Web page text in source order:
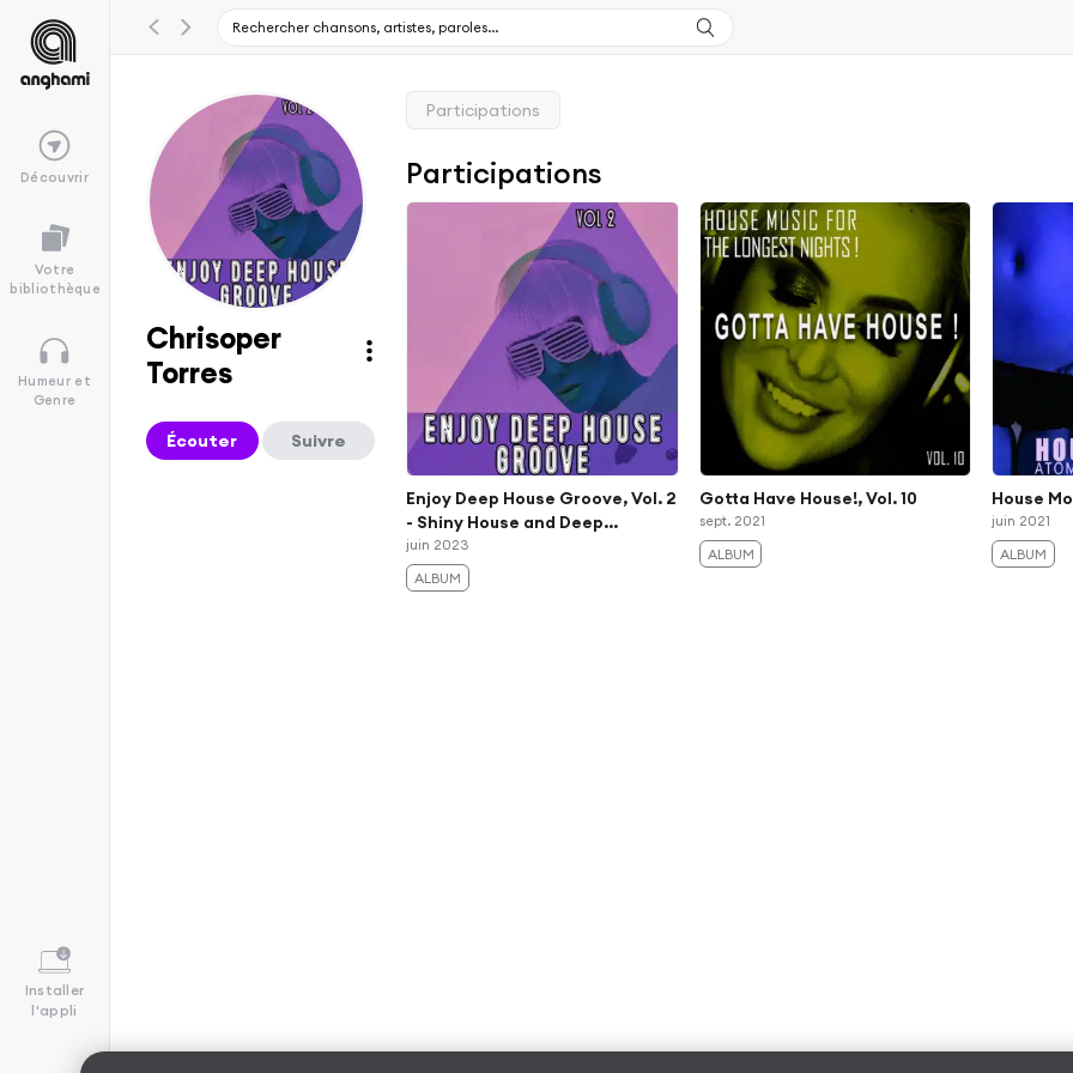
Découvrir
Votre
bibliothèque
Humeur et
Genre
Installer
l'appli
Chrisoper
Torres
Écouter Suivre
Participations
Participations
Enjoy Deep House Groove, Vol. 2
- Shiny House and Deep
Grooves
juin 2023
ALBUM
Gotta Have House!, Vol. 10
sept. 2021
ALBUM
House
juin 2021
ALBUM